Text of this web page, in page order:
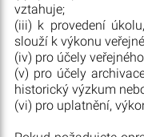
vztahuje;
(iii) k provedení
slouží k výkonu
(iv) pro účely
(v) pro účely
historický výzkum
(vi) pro uplatnění,